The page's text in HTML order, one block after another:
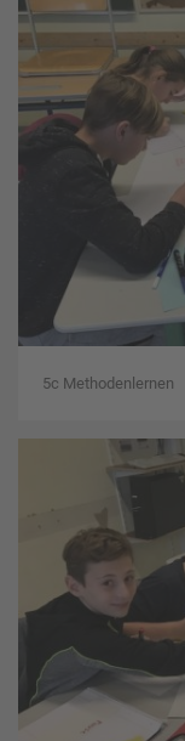
5c Methodenlernen